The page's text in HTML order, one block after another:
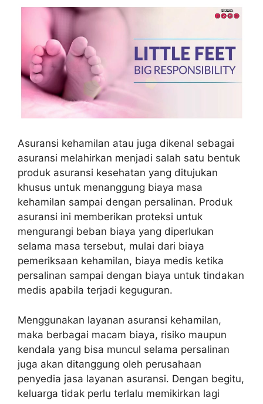
Asuransi kehamilan atau juga dikenal sebagai
asuransi melahirkan menjadi salah satu bentuk
produk asuransi kesehatan yang ditujukan
khusus untuk menanggung biaya masa
kehamilan sampai dengan persalinan. Produk
asuransi ini memberikan proteksi untuk
mengurangi beban biaya yang diperlukan
selama masa tersebut, mulai dari biaya
pemeriksaan kehamilan, biaya medis ketika
persalinan sampai dengan biaya untuk tindakan
medis apabila terjadi keguguran.
Menggunakan layanan asuransi kehamilan,
maka berbagai macam biaya, risiko maupun
kendala yang bisa muncul selama persalinan
juga akan ditanggung oleh perusahaan
penyedia jasa layanan asuransi. Dengan begitu,
keluarga tidak perlu terlalu memikirkan lagi